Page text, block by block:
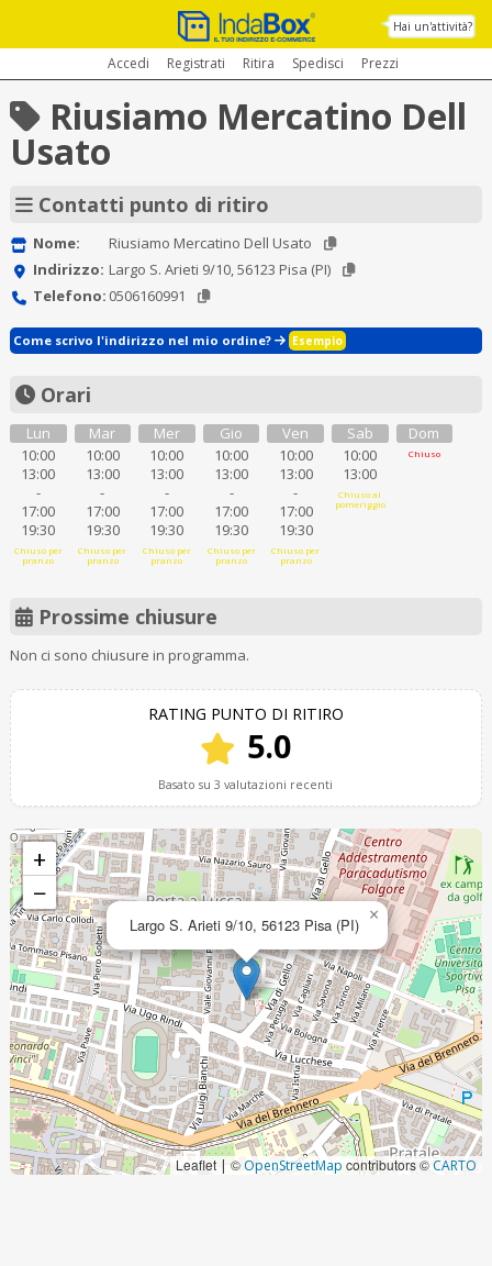
Hai un'attività?
Accedi Registrati Ritira Spedisci Prezzi
Riusiamo Mercatino Dell
Usato
Contatti punto di ritiro
Nome:
Riusiamo Mercatino Dell Usato
Indirizzo: Largo S. Arieti 9/10, 56123 Pisa (PI)
Telefono: 0506160991
Come scrivo l'indirizzo nel mio ordine? Esempio
Orari
Lun
10:00
13:00
-
17:00
19:30
Chiuso per
pranzo
Mar
10:00
13:00
-
17:00
19:30
Chiuso per
pranzo
Mer
10:00
13:00
-
17:00
19:30
Chiuso per
pranzo
Gio
10:00
13:00
-
17:00
19:30
Chiuso per
pranzo
Ven
10:00
13:00
-
17:00
19:30
Chiuso per
pranzo
Sab
10:00
13:00
Chiuso al
pomeriggio
Dom
Chiuso
Prossime chiusure
Non ci sono chiusure in programma.
RATING PUNTO DI RITIRO
5.0
Basato su 3 valutazioni recenti
Largo S. Arieti 9/10, 56123 Pisa (PI) ×
+
−
Leaflet| © OpenStreetMap contributors ©CARTO